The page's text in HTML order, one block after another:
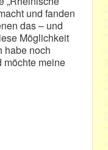
und fanden
das – und
Möglichkeit
habe noch
meine